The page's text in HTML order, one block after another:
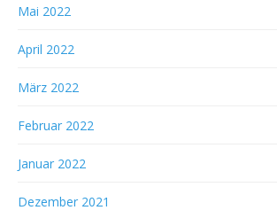
Mai 2022
April 2022
März 2022
Februar 2022
Januar 2022
Dezember 2021